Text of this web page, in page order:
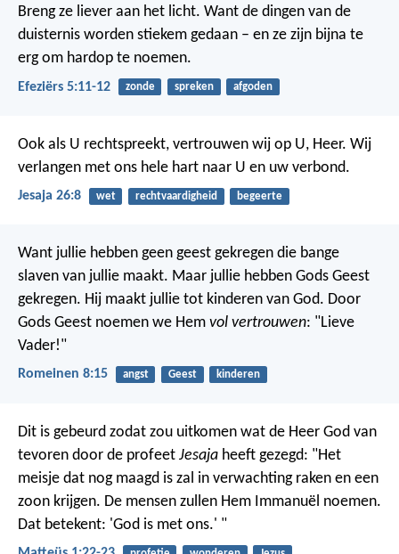
Breng ze liever aan het licht. Want de dingen van de
duisternis worden stiekem gedaan – en ze zijn bijna te
erg om hardop te noemen.
Efeziërs 5:11-12 zonde spreken afgoden
Ook als U rechtspreekt, vertrouwen wij op U, Heer. Wij
verlangen met ons hele hart naar U en uw verbond.
Jesaja 26:8 wet rechtvaardigheid begeerte
Want jullie hebben geen geest gekregen die bange
slaven van jullie maakt. Maar jullie hebben Gods Geest
gekregen. Hij maakt jullie tot kinderen van God. Door
Gods Geest noemen we Hem vol vertrouwen: "Lieve
Vader!"
Romeinen 8:15 angst Geest kinderen
Dit is gebeurd zodat zou uitkomen wat de Heer God van
tevoren door de profeet Jesaja heeft gezegd: "Het
meisje dat nog maagd is zal in verwachting raken en een
zoon krijgen. De mensen zullen Hem Immanuël noemen.
Dat betekent: 'God is met ons.' "